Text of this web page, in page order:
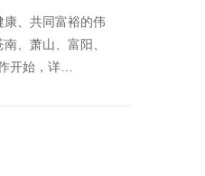
康、共同富裕的伟
、萧山、富阳、
开始，详…